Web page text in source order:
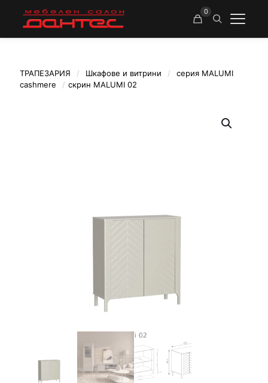
0
ТРАПЕЗАРИЯ / Шкафове и витрини /
серия MALUMI
cashmere
/ скрин MALUMI 02